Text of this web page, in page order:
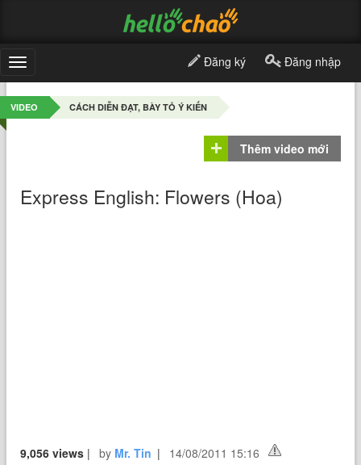
Toggle
navigation
Đăng ký Đăng nhập
VIDEO CÁCH DIỄN ĐẠT, BÀY TỎ Ý KIẾN
Thêm video mới
Express English: Flowers (Hoa)
9,056 views | by Mr. Tin |
14/08/2011 15:16